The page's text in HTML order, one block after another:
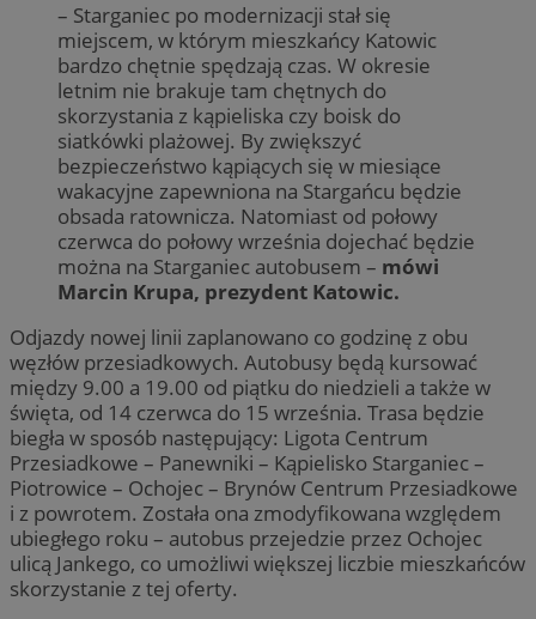
– Starganiec po modernizacji stał się
miejscem, w którym mieszkańcy Katowic
bardzo chętnie spędzają czas. W okresie
letnim nie brakuje tam chętnych do
skorzystania z kąpieliska czy boisk do
siatkówki plażowej. By zwiększyć
bezpieczeństwo kąpiących się w miesiące
wakacyjne zapewniona na Stargańcu będzie
obsada ratownicza. Natomiast od połowy
czerwca do połowy września dojechać będzie
można na Starganiec autobusem – mówi
Marcin Krupa, prezydent Katowic.
Odjazdy nowej linii zaplanowano co godzinę z obu
węzłów przesiadkowych. Autobusy będą kursować
między 9.00 a 19.00 od piątku do niedzieli a także w
święta, od 14 czerwca do 15 września. Trasa będzie
biegła w sposób następujący: Ligota Centrum
Przesiadkowe – Panewniki – Kąpielisko Starganiec –
Piotrowice – Ochojec – Brynów Centrum Przesiadkowe
i z powrotem. Została ona zmodyfikowana względem
ubiegłego roku – autobus przejedzie przez Ochojec
ulicą Jankego, co umożliwi większej liczbie mieszkańców
skorzystanie z tej oferty.